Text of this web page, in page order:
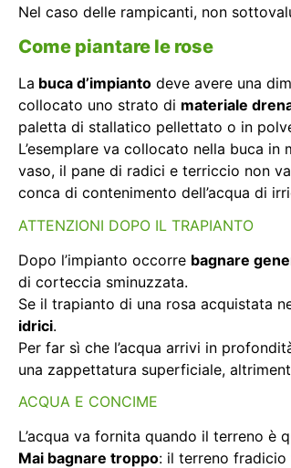
Nel caso delle rampicanti, non
Come piantare le rose
La buca d’impianto deve avere una
collocato uno strato di materiale
paletta di stallatico pellettato o in
L’esemplare va collocato nella buca
vaso, il pane di radici e terriccio non
conca di contenimento dell’acqua di
ATTENZIONI DOPO IL TRAPIANTO
Dopo l’impianto occorre bagnare
di corteccia sminuzzata.
Se il trapianto di una rosa acquistata
idrici.
Per far sì che l’acqua arrivi in
una zappettatura superficiale,
ACQUA E CONCIME
L’acqua va fornita quando il terreno è
Mai bagnare troppo: il terreno fradicio